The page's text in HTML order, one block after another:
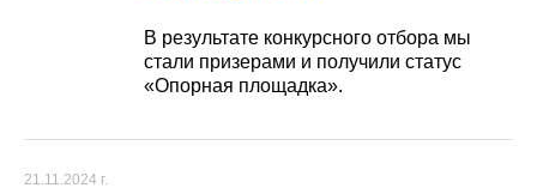
В результате конкурсного отбора мы
стали призерами и получили статус
«Опорная площадка».
21.11.2024 г.